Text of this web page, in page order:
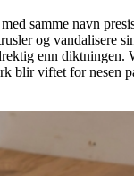
samme navn
og vandalisere
enn diktningen.
blir viftet for nesen